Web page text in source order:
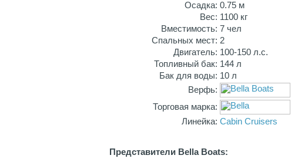
Осадка: 0.75 м
Вес: 1100 кг
Вместимость: 7 чел
Спальных мест: 2
Двигатель: 100-150 л.с.
Топливный бак: 144 л
Бак для воды: 10 л
Верфь:
Торговая марка:
Линейка: Cabin Cruisers
Представители Bella Boats: